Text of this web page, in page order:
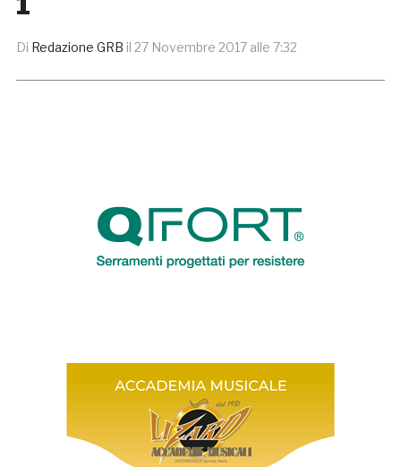
Di Redazione GRB il 27 Novembre 2017 alle 7:32